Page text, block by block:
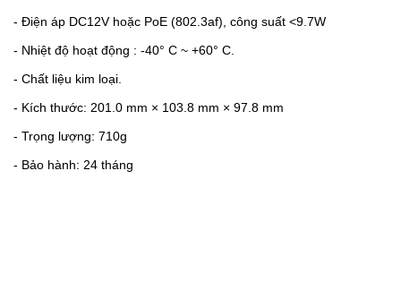
- Điện áp DC12V hoặc PoE (802.3af), công suất <9.7W
- Nhiệt độ hoạt động : -40° C ~ +60° C.
- Chất liệu kim loại.
- Kích thước: 201.0 mm × 103.8 mm × 97.8 mm
- Trọng lượng: 710g
- Bảo hành: 24 tháng